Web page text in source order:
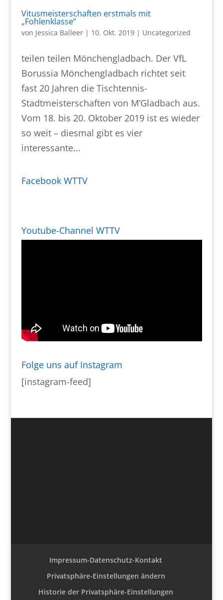
Vitusmeisterschaften erstmals mit
„Fohlenklasse“
von Jessica Balleer| 10. Okt. 2019| Uncategorized
teilen teilen Mönchengladbach. Der VfL
Borussia Mönchengladbach richtet seit
fast 20 Jahren die Tischtennis-
Stadtmeisterschaften von M’Gladbach aus.
Vom 18. bis 20. Oktober 2019 ist es wieder
so weit – diesmal gibt es vier
interessante...
Facebook WTTV
Youtube-Channel WTTV
Folge uns auf Instagram
[instagram-feed]
Impressum-Datenschutz-Kontakt
Privatsphäre-Einstellungen ändern
Historie der Privatsphäre-Einstellungen